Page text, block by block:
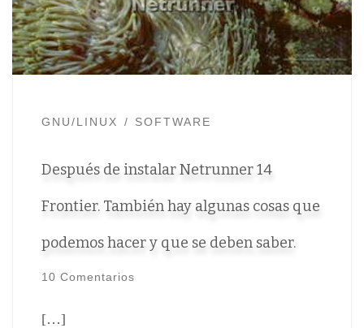
GNU/LINUX SOFTWARE
Después de instalar Netrunner 14
Frontier. También hay algunas cosas que
podemos hacer y que se deben saber.
10 Comentarios
[…]